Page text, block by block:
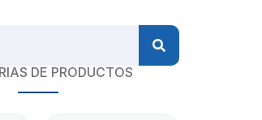
DE PRODUCTOS